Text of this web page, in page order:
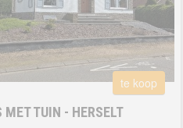
te koop
MET TUIN - HERSELT